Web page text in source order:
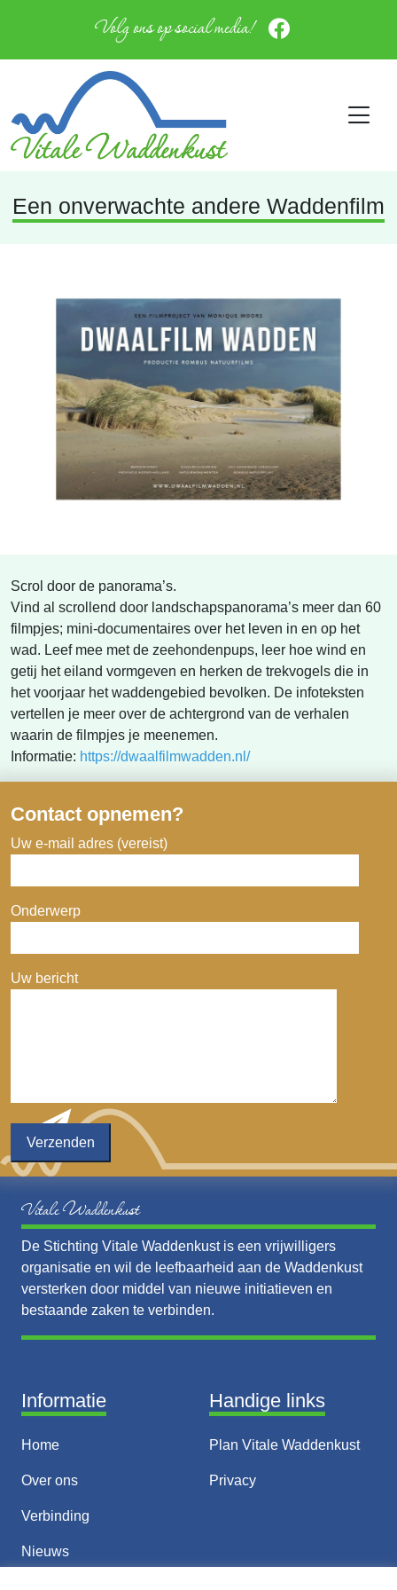
Volg ons op social media!
Een onverwachte andere Waddenfilm
Scrol door de panorama’s.
Vind al scrollend door landschapspanorama’s meer dan 60
filmpjes; mini-documentaires over het leven in en op het
wad. Leef mee met de zeehondenpups, leer hoe wind en
getij het eiland vormgeven en herken de trekvogels die in
het voorjaar het waddengebied bevolken. De infoteksten
vertellen je meer over de achtergrond van de verhalen
waarin de filmpjes je meenemen.
Informatie: https://dwaalfilmwadden.nl/
Contact opnemen?
Uw e-mail adres (vereist)
Onderwerp
Uw bericht
Vitale Waddenkust
De Stichting Vitale Waddenkust is een vrijwilligers
organisatie en wil de leefbaarheid aan de Waddenkust
versterken door middel van nieuwe initiatieven en
bestaande zaken te verbinden.
Informatie
Home
Over ons
Verbinding
Nieuws
Handige links
Plan Vitale Waddenkust
Privacy